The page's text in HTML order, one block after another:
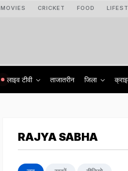
MOVIES CRICKET FOOD
लाइव टीवी ताजातरीन जिला
RAJYA SABHA